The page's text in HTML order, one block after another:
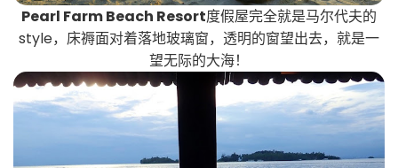
Pearl Farm Beach Resort度假屋完全就是马尔代夫的
style，床褥面对着落地玻璃窗，透明的窗望出去，就是一
望无际的大海！